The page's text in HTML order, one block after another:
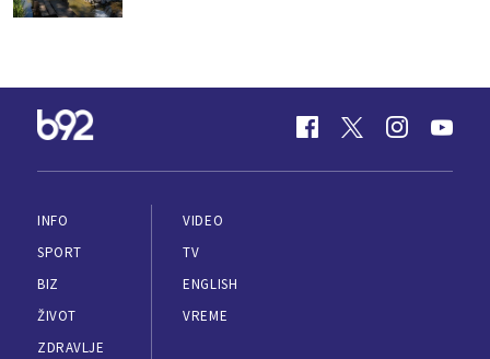
INFO
SPORT
BIZ
ŽIVOT
ZDRAVLJE
VIDEO
TV
ENGLISH
VREME